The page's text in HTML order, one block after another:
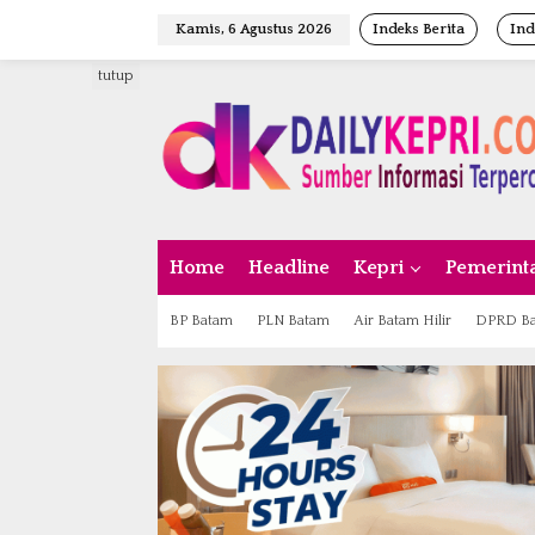
w
Kamis, 6 Agustus 2026 Indeks Berita
Home Headline Kepri
BP Batam PLN Batam Air Batam Hilir DPRD
tutup